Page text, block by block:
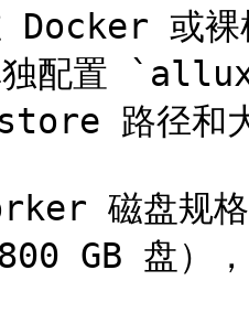
或裸
独配置
路径和
磁盘规
GB 盘